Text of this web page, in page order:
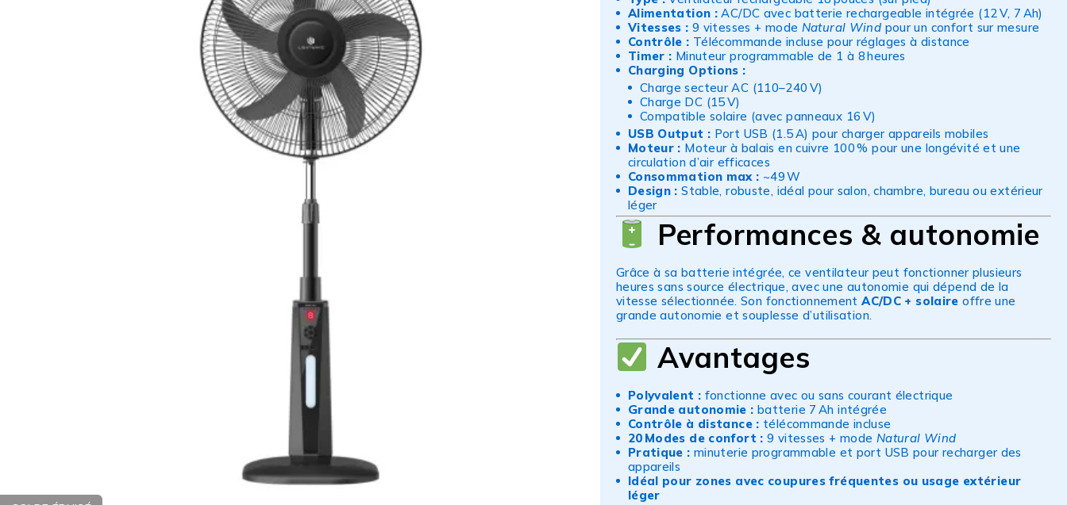
Alimentation : AC/DC avec batterie rechargeable intégrée (12 V, 7 Ah)
Vitesses : 9 vitesses + mode Natural Wind pour un confort sur mesure
Contrôle : Télécommande incluse pour réglages à distance
Timer : Minuteur programmable de 1 à 8 heures
Charging Options :
Charge secteur AC (110–240 V)
Charge DC (15 V)
Compatible solaire (avec panneaux 16 V)
USB Output : Port USB (1.5 A) pour charger appareils mobiles
Moteur : Moteur à balais en cuivre 100 % pour une longévité et une
circulation d’air efficaces
Consommation max : ~49 W
Design : Stable, robuste, idéal pour salon, chambre, bureau ou extérieur
léger
Performances & autonomie
Grâce à sa batterie intégrée, ce ventilateur peut fonctionner plusieurs
heures sans source électrique, avec une autonomie qui dépend de la
vitesse sélectionnée. Son fonctionnementAC/DC + solaire offre une
grande autonomie et souplesse d’utilisation.
Avantages
Polyvalent : fonctionne avec ou sans courant électrique
Grande autonomie : batterie 7 Ah intégrée
Contrôle à distance : télécommande incluse
20 Modes de confort : 9 vitesses + mode Natural Wind
Pratique : minuterie programmable et port USB pour recharger des
appareils
Idéal pour zones avec coupures fréquentes ou usage extérieur
léger